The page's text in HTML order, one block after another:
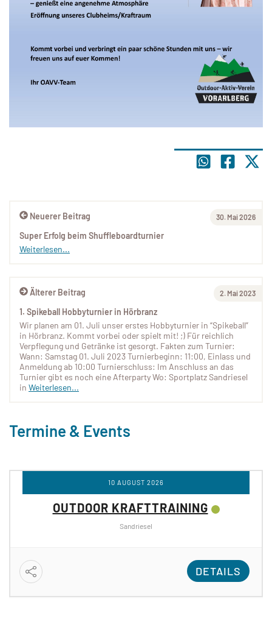
Älterer Beitrag 2. Mai 2023
1. Spikeball Hobbyturnier in Hörbranz
Wir planen am 01. Juli unser erstes Hobbyturnier in “Spikeball”
in Hörbranz. Kommt vorbei oder spielt mit! ;) Für reichlich
Verpflegung und Getränke ist gesorgt. Fakten zum Turnier:
Wann: Samstag 01. Juli 2023 Turnierbeginn: 11:00, Einlass und
Anmeldung ab 10:00 Turnierschluss: Im Anschluss an das
Turnier gibt es noch eine Afterparty Wo: Sportplatz Sandriesel
in Weiterlesen...
Neuerer Beitrag 30. Mai 2026
Super Erfolg beim Shuffleboardturnier
Weiterlesen...
Termine & Events
10 AUGUST 2026
OUTDOOR KRAFTTRAINING
Sandriesel
DETAILS